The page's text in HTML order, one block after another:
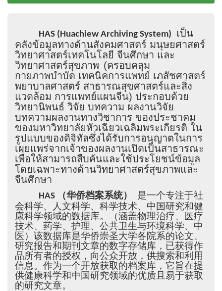
HAS (Huachiew Archiving System)
เป็น
คลังข้อมูลทางด้านสังคมศาสตร์ มนุษยศาสตร์
วิทยาศาสตร์เทคโนโลยี จีนศึกษา และ
วิทยาศาสตร์สุขภาพ (ครอบคลุม
กายภาพบำบัด เทคนิคการแพทย์ เภสัชศาสตร์
พยาบาลศาสตร์ สาธารณสุขศาสตร์และสิ่ง
แวดล้อม การแพทย์แผนจีน) ประกอบด้วย
วิทยานิพนธ์ วิจัย บทความ ผลงานวิจัย
บทความผลงานทางวิชาการ ของประชาคม
ของมหาวิทยาลัยหัวเฉียวเฉลิมพระเกียรติ ใน
รูปแบบของดิจิทัลซึ่งได้รับการอนุญาตในการ
เผยแพร่จากเจ้าของผลงานเปิดเป็นสาธารณะ
เพื่อให้สามารถสืบค้นและใช้ประโยชน์ข้อมูล
โดยเฉพาะทางด้านวิทยาศาสตร์สุขภาพและ
จีนศึกษา
HAS （华侨档案系统）
是一个专注于社
会科学、人文科学、科学技术、中国研究和健
康科学领域的数据库。（涵盖物理治疗、医疗
技术、药学、护理、公共卫生与环境科学、中
医）该数据库是华侨崇圣大学各院系的论文、
研究报告和期刊文章的数字存储库，已获得作
品所有者的授权，向公众开放，供搜索和利用
信息。作为一个开放获取的档案库，它旨在提
供健康科学和中国研究领域的优质且易于获取
的研究文章。